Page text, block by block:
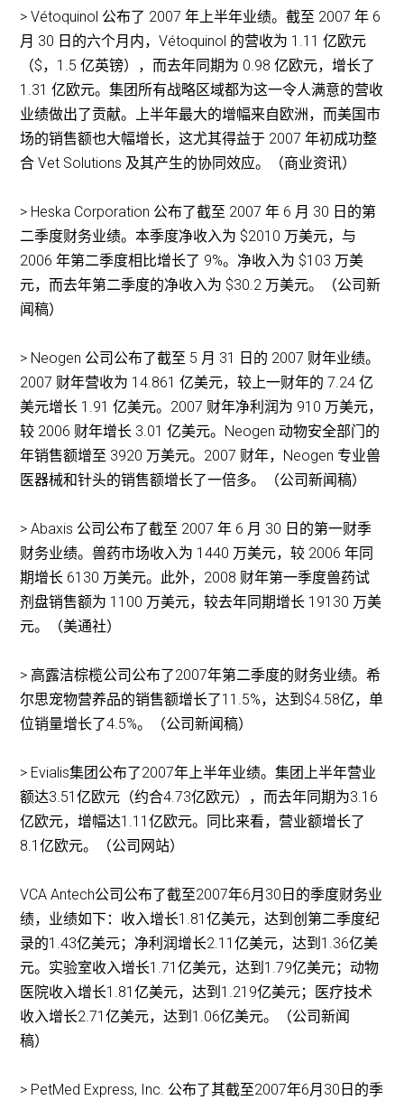
> Vétoquinol 公布了 2007 年上半年业绩。截至 2007 年 6
月 30 日的六个月内，Vétoquinol 的营收为 1.11 亿欧元
（$，1.5 亿英镑），而去年同期为 0.98 亿欧元，增长了
1.31 亿欧元。集团所有战略区域都为这一令人满意的营收
业绩做出了贡献。上半年最大的增幅来自欧洲，而美国市
场的销售额也大幅增长，这尤其得益于 2007 年初成功整
合 Vet Solutions 及其产生的协同效应。（商业资讯）
> Heska Corporation 公布了截至 2007 年 6 月 30 日的第
二季度财务业绩。本季度净收入为 $2010 万美元，与
2006 年第二季度相比增长了 9%。净收入为 $103 万美
元，而去年第二季度的净收入为 $30.2 万美元。（公司新
闻稿）
> Neogen 公司公布了截至 5 月 31 日的 2007 财年业绩。
2007 财年营收为 14.861 亿美元，较上一财年的 7.24 亿
美元增长 1.91 亿美元。2007 财年净利润为 910 万美元，
较 2006 财年增长 3.01 亿美元。Neogen 动物安全部门的
年销售额增至 3920 万美元。2007 财年，Neogen 专业兽
医器械和针头的销售额增长了一倍多。（公司新闻稿）
> Abaxis 公司公布了截至 2007 年 6 月 30 日的第一财季
财务业绩。兽药市场收入为 1440 万美元，较 2006 年同
期增长 6130 万美元。此外，2008 财年第一季度兽药试
剂盘销售额为 1100 万美元，较去年同期增长 19130 万美
元。（美通社）
> 高露洁棕榄公司公布了2007年第二季度的财务业绩。希
尔思宠物营养品的销售额增长了11.5%，达到$4.58亿，单
位销量增长了4.5%。（公司新闻稿）
> Evialis集团公布了2007年上半年业绩。集团上半年营业
额达3.51亿欧元（约合4.73亿欧元），而去年同期为3.16
亿欧元，增幅达1.11亿欧元。同比来看，营业额增长了
8.1亿欧元。（公司网站）
VCA Antech公司公布了截至2007年6月30日的季度财务业
绩，业绩如下：收入增长1.81亿美元，达到创第二季度纪
录的1.43亿美元；净利润增长2.11亿美元，达到1.36亿美
元。实验室收入增长1.71亿美元，达到1.79亿美元；动物
医院收入增长1.81亿美元，达到1.219亿美元；医疗技术
收入增长2.71亿美元，达到1.06亿美元。（公司新闻
稿）
> PetMed Express, Inc. 公布了其截至2007年6月30日的季